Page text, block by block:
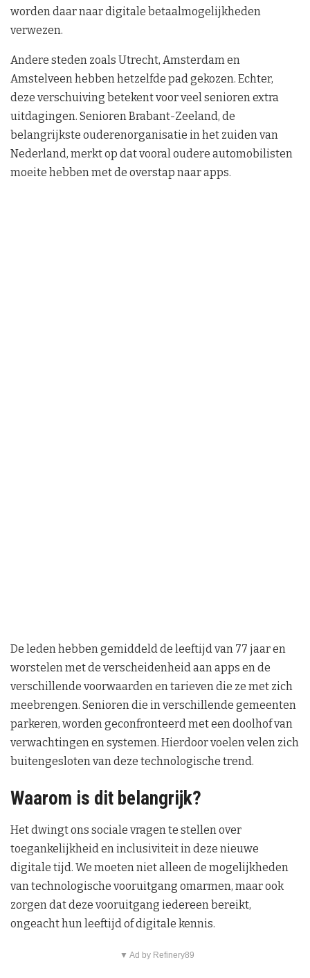
worden daar naar digitale betaalmogelijkheden
verwezen.
Andere steden zoals Utrecht, Amsterdam en
Amstelveen hebben hetzelfde pad gekozen. Echter,
deze verschuiving betekent voor veel senioren extra
uitdagingen. Senioren Brabant-Zeeland, de
belangrijkste ouderenorganisatie in het zuiden van
Nederland, merkt op dat vooral oudere automobilisten
moeite hebben met de overstap naar apps.
De leden hebben gemiddeld de leeftijd van 77 jaar en
worstelen met de verscheidenheid aan apps en de
verschillende voorwaarden en tarieven die ze met zich
meebrengen. Senioren die in verschillende gemeenten
parkeren, worden geconfronteerd met een doolhof van
verwachtingen en systemen. Hierdoor voelen velen zich
buitengesloten van deze technologische trend.
Waarom is dit belangrijk?
Het dwingt ons sociale vragen te stellen over
toegankelijkheid en inclusiviteit in deze nieuwe
digitale tijd. We moeten niet alleen de mogelijkheden
van technologische vooruitgang omarmen, maar ook
zorgen dat deze vooruitgang iedereen bereikt,
ongeacht hun leeftijd of digitale kennis.
▼ Ad by Refinery89